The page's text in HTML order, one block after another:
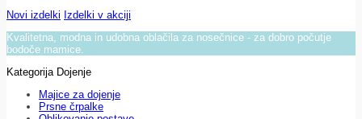
Novi izdelki Izdelki v akciji
Kvalitetna, modna in udobna oblačila za nosečnice - za dobro počutje
bodoče mamice.
Kategorija Dojenje
Majice za dojenje
Prsne črpalke